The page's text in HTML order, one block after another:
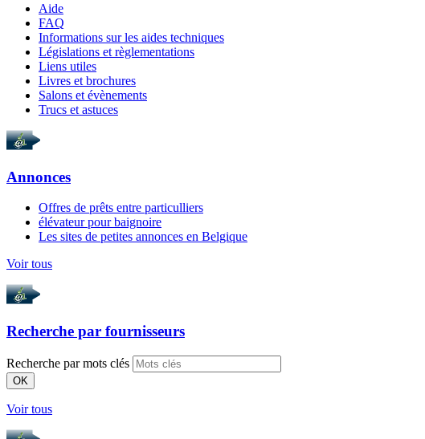
Aide
FAQ
Informations sur les aides techniques
Législations et règlementations
Liens utiles
Livres et brochures
Salons et évènements
Trucs et astuces
Annonces
Offres de prêts entre particulliers
élévateur pour baignoire
Les sites de petites annonces en Belgique
Voir tous
Recherche par fournisseurs
Recherche par mots clés
OK
Voir tous